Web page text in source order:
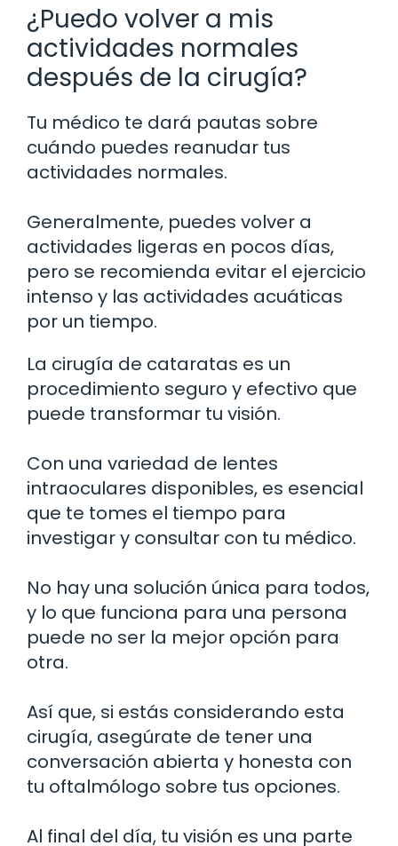
¿Puedo volver a mis
actividades normales
después de la cirugía?
Tu médico te dará pautas sobre
cuándo puedes reanudar tus
actividades normales.
Generalmente, puedes volver a
actividades ligeras en pocos días,
pero se recomienda evitar el ejercicio
intenso y las actividades acuáticas
por un tiempo.
La cirugía de cataratas es un
procedimiento seguro y efectivo que
puede transformar tu visión.
Con una variedad de lentes
intraoculares disponibles, es esencial
que te tomes el tiempo para
investigar y consultar con tu médico.
No hay una solución única para todos,
y lo que funciona para una persona
puede no ser la mejor opción para
otra.
Así que, si estás considerando esta
cirugía, asegúrate de tener una
conversación abierta y honesta con
tu oftalmólogo sobre tus opciones.
Al final del día, tu visión es una parte